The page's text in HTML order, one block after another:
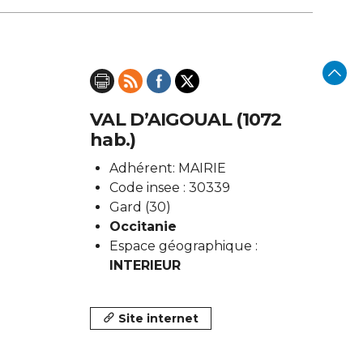
VAL D’AIGOUAL (1072
hab.)
Adhérent: MAIRIE
Code insee : 30339
Gard (30)
Occitanie
Espace géographique :
INTERIEUR
Site internet